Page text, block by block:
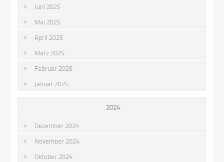
Juni 2025
Mai 2025
April 2025
März 2025
Februar 2025
Januar 2025
2024
Dezember 2024
November 2024
Oktober 2024